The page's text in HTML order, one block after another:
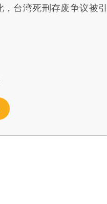
台湾死刑存废争议被引